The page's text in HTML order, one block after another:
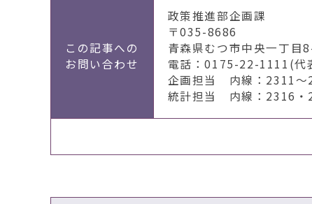
この記事への
お問い合わせ
政策推進部企画課
〒035-8686
青森県むつ市中央一丁目
電話：0175-22-1111(代
企画担当 内線：2311～
統計担当 内線：2316・